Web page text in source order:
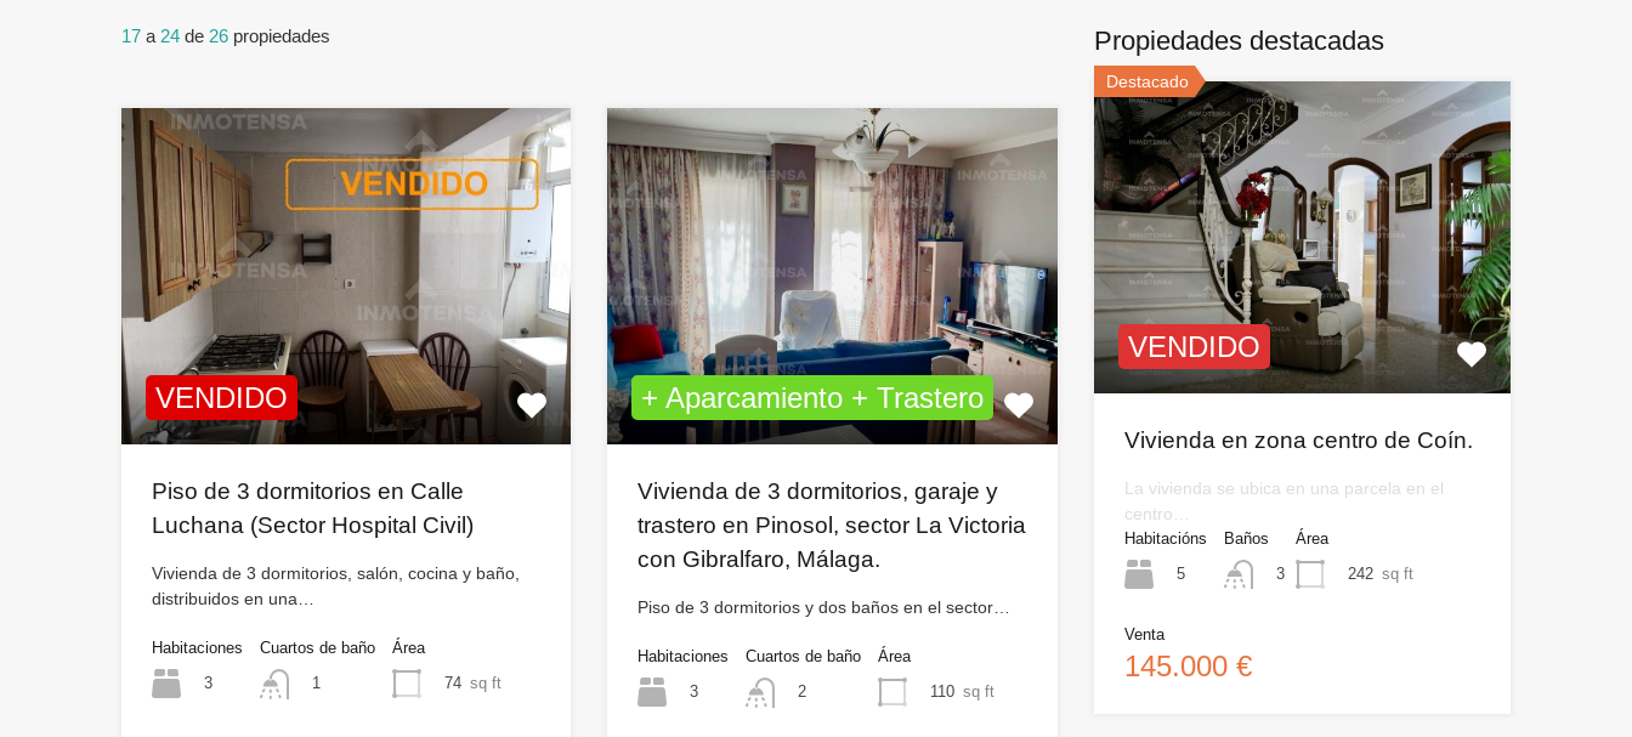
17 a 24 de 26 propiedades
VENDIDO
Piso de 3 dormitorios en Calle
Luchana (Sector Hospital Civil)
Vivienda de 3 dormitorios, salón, cocina y baño,
distribuidos en una…
Habitaciones
3
Cuartos de baño
1
Área
74 sq ft
+ Aparcamiento + Trastero
Vivienda de 3 dormitorios, garaje y
trastero en Pinosol, sector La Victoria
con Gibralfaro, Málaga.
Piso de 3 dormitorios y dos baños en el sector…
Habitaciones
3
Cuartos de baño
2
Área
110 sq ft
Propiedades destacadas
Destacado
VENDIDO
Vivienda en zona centro de Coín.
La vivienda se ubica en una parcela en el
centro…
Habitacións
5
Baños
3
Área
242 sq ft
Venta
145.000 €